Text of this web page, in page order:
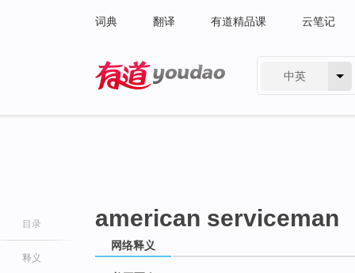
词典 翻译 有道精品课 云笔记
中英
目录
释义
american serviceman
网络释义